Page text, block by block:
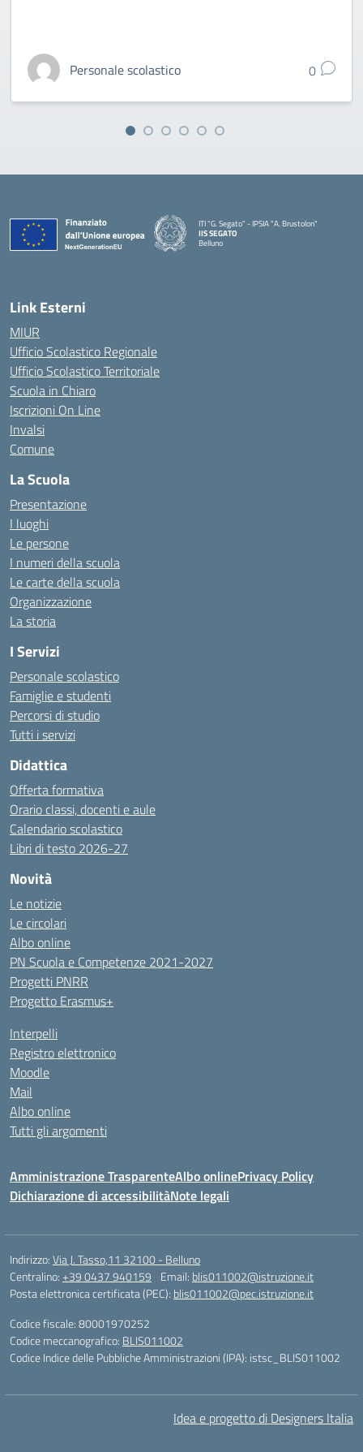
Personale scolastico 0
ITI "G. Segato" - IPSIA "A. Brustolon"
IIS SEGATO
Belluno
Link Esterni
MIUR
Ufficio Scolastico Regionale
Ufficio Scolastico Territoriale
Scuola in Chiaro
Iscrizioni On Line
Invalsi
Comune
La Scuola
Presentazione
I luoghi
Le persone
I numeri della scuola
Le carte della scuola
Organizzazione
La storia
I Servizi
Personale scolastico
Famiglie e studenti
Percorsi di studio
Tutti i servizi
Didattica
Offerta formativa
Orario classi, docenti e aule
Calendario scolastico
Libri di testo 2026-27
Novità
Le notizie
Le circolari
Albo online
PN Scuola e Competenze 2021-2027
Progetti PNRR
Progetto Erasmus+
Interpelli
Registro elettronico
Moodle
Mail
Albo online
Tutti gli argomenti
Amministrazione TrasparenteAlbo onlinePrivacy Policy
Dichiarazione di accessibilitàNote legali
Indirizzo:Via J. Tasso,11 32100 - Belluno
Centralino:+39 0437 940159 Email: blis011002@istruzione.it
Posta elettronica certificata (PEC): blis011002@pec.istruzione.it
Codice fiscale: 80001970252
Codice meccanografico: BLIS011002
Codice Indice delle Pubbliche Amministrazioni (IPA): istsc_BLIS011002
Idea e progetto di Designers Italia